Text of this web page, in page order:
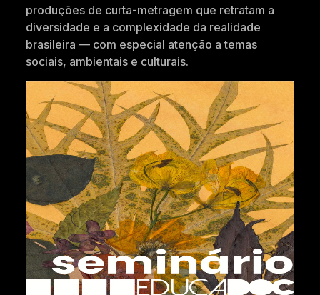
produções de curta-metragem que retratam a
diversidade e a complexidade da realidade
brasileira — com especial atenção a temas
sociais, ambientais e culturais.